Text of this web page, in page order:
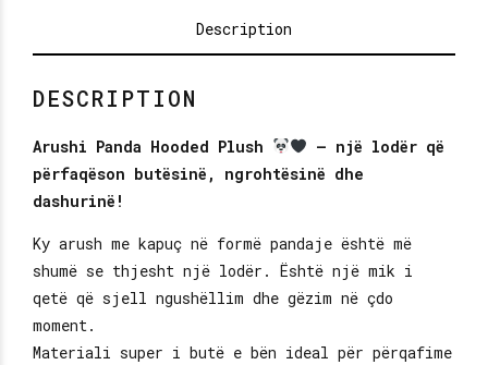
Description
DESCRIPTION
Arushi Panda Hooded Plush
– një lodër që
përfaqëson butësinë, ngrohtësinë dhe
dashurinë!
Ky arush me kapuç në formë pandaje është më
shumë se thjesht një lodër. Është një mik i
qetë që sjell ngushëllim dhe gëzim në çdo
moment.
Materiali super i butë e bën ideal për përqafime